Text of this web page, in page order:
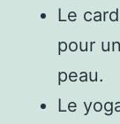
Le
pour
peau.
Le